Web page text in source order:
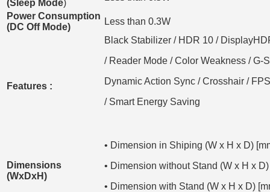
(Sleep Mode)
Power Consumption
(DC Off Mode)
Less than 0.3W
Features :
Black Stabilizer / HDR 10 /
/ Reader Mode / Color Weakness /
Dynamic Action Sync / Crosshair /
/ Smart Energy Saving
Dimensions
(WxDxH)
• Dimension in Shiping (W x H x D)
• Dimension without Stand (W x H x
• Dimension with Stand (W x H x D)